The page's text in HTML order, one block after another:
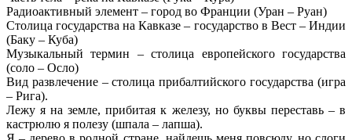
Радиоактивный элемент – город во Франции (Уран – Руан)
Столица государства на Кавказе – государство в Вест – Индии
(Баку – Куба)
Музыкальный термин – столица европейского государства
(соло – Осло)
Вид развлечение – столица прибалтийского государства (игра
– Рига).
Лежу я на земле, прибитая к железу, но буквы переставь – в
кастрюлю я полезу (шпала – лапша).